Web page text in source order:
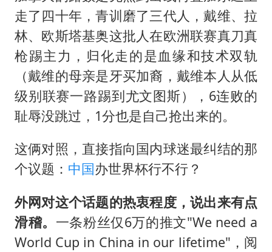
走了四十年，青训磨了三代人，戴维、拉
林、欧斯塔基奥这批人在欧洲联赛真刀真
枪踢主力，归化走的是血缘和技术双轨
（戴维的母亲是牙买加裔，戴维本人从低
级别联赛一路踢到尤文图斯），6连败的
耻辱没跳过，1分也是自己抢出来的。
这俩对照，直接指向国内球迷最纠结的那
个议题： 中国办世界杯行不行？
外网对这个话题的热衷程度，说出来有点
滑稽。 一条粉丝仅6万的推文"We need a
World Cup in China in our lifetime"，阅